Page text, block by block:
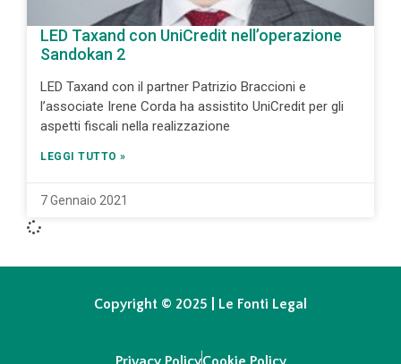
LED Taxand con UniCredit nell’operazione
Sandokan 2
LED Taxand con il partner Patrizio Braccioni e
l’associate Irene Corda ha assistito UniCredit per gli
aspetti fiscali nella realizzazione
LEGGI TUTTO »
7 Gennaio 2021
Copyright © 2025 | Le Fonti Legal